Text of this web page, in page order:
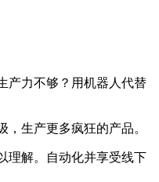
产力不够？用机器人代替
，生产更多疯狂的产品。
理解。自动化并享受线下